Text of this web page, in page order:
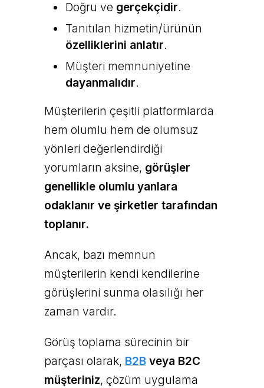
Doğru ve gerçekçidir.
Tanıtılan hizmetin/ürünün
özelliklerini anlatır.
Müşteri memnuniyetine
dayanmalıdır.
Müşterilerin çeşitli platformlarda
hem olumlu hem de olumsuz
yönleri değerlendirdiği
yorumların aksine, görüşler
genellikle olumlu yanlara
odaklanır ve şirketler tarafından
toplanır.
Ancak, bazı memnun
müşterilerin kendi kendilerine
görüşlerini sunma olasılığı her
zaman vardır.
Görüş toplama sürecinin bir
parçası olarak, B2B veya B2C
müşteriniz, çözüm uygulama